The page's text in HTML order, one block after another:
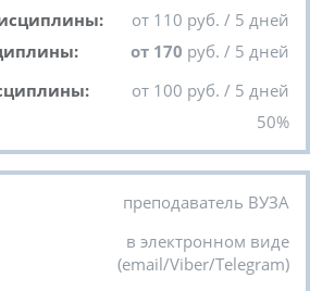
от 110 руб. / 5 дней
от 170 руб. / 5 дней
от 100 руб. / 5 дней
50%
преподаватель ВУЗА
в электронном виде
(email/Viber/Telegram)